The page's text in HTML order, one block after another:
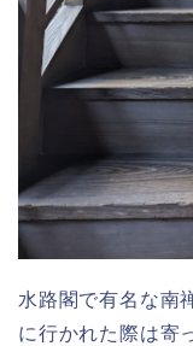
水路閣で有名な南
に行かれた際は寄